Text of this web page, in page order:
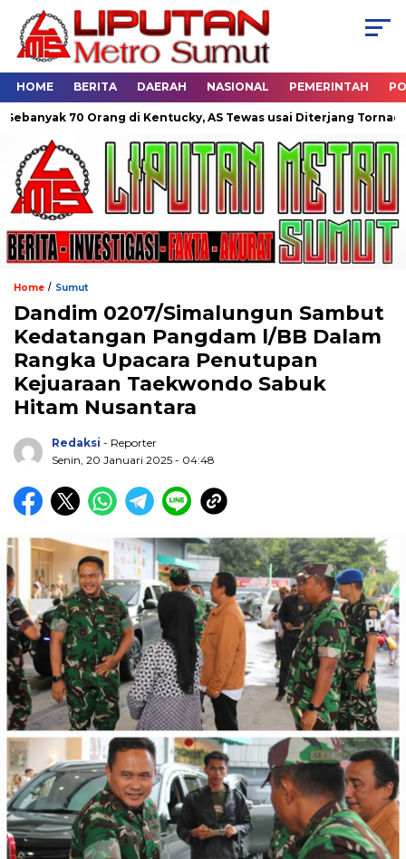
HOME BERITA DAERAH NASIONAL PEMERINTAH
70 Orang di Kentucky, AS Tewas usai Diterjang Tornado
Home / Sumut
Dandim 0207/Simalungun Sambut
Kedatangan Pangdam l/BB Dalam
Rangka Upacara Penutupan
Kejuaraan Taekwondo Sabuk
Hitam Nusantara
Redaksi - Reporter
Senin, 20 Januari 2025 - 04:48